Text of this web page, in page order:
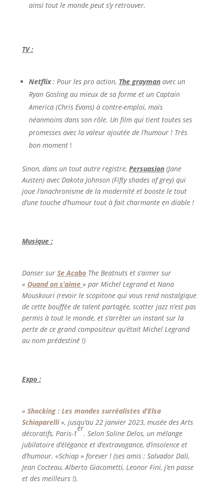
ainsi tout le monde peut s’y retrouver.
TV :
Netflix: Pour les pro action, The graymanavec un
Ryan Gosling au mieux de sa forme et un Captain
America (Chris Evans) à contre-emploi, mais
néanmoins dans son rôle. Un film qui tient toutes ses
promesses avec la valeur ajoutée de l’humour ! Très
bon moment !
Sinon, dans un tout autre registre, Persuasion(Jane
Austen) avec Dakota Johnson (Fifty shades of grey) qui
joue l’anachronisme de la modernité et booste le tout
d’une touche d’humour tout à fait charmante en diable !
Musique :
Danser sur Se AcaboThe Beatnuts et s’aimer sur
« Quand on s’aime » par Michel Legrand et Nana
Mouskouri (revoir le scopitone qui vous rend nostalgique
de cette bouffée de talent partagée, scatter jazz n’est pas
permis à tout le monde, et s’arrêter un instant sur la
perte de ce grand compositeur qu’était Michel Legrand
au nom prédestiné !)
Expo :
« Shocking : Les mondes surréalistes d’Elsa
Schiaparelli», jusqu’au 22 janvier 2023, musée des Arts
décoratifs, Paris-1
er
. Selon Soline Delos, un mélange
jubilatoire d’élégance et d’extravagance, d’insolence et
d’humour. «Schiap » forever ! (ses amis : Salvador Dali,
Jean Cocteau, Alberto Giacometti, Leonor Fini, j’en passe
et des meilleurs !).